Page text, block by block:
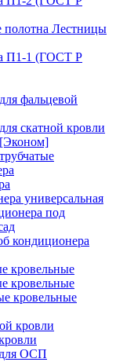
полотна Лестницы
П1-1 (ГОСТ Р
фальцевой
скатной кровли
[Эконом]
универсальная
под
кондиционера
кровельные
кровельные
кровельные
кровли
ОСП